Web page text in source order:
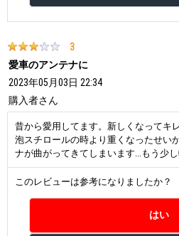
3
愛車のアンテナに
2023年05月03日 22:34
購入者さん
昔から愛用してます。新しくなってキ
泡スチロールの時より重くなったせい
ナが曲がってきてしまいます...もう少
このレビューは参考になりましたか？